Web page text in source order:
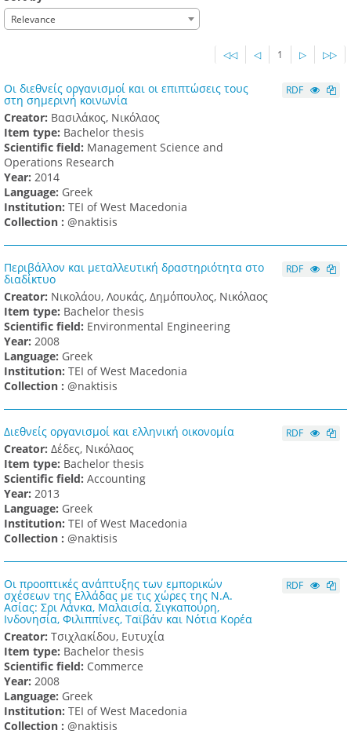
Subject = Μ:Subject = Μ: Μεταλλεία
Subject = Ο:Subject = Ο: Οικονομία - Δημόσιος Τομέας -
Subject = Ο:Subject = Ο: Οικονομική ανάπτυξη
Subject = Ο:Subject = Ο: Οικονομική ανάπτυξη - Ελλάδα
(1)
Subject = Π:Subject = Π: Πόλεμοι
Subject = Π:Subject = Π: Περιβάλλον - Προστασία
Subject = Π:Subject = Π: Περιφερειακή πολιτική
Subject = Π:Subject = Π: Παγκοσμιοποίηση
Subject = Π:Subject = Π: Περιφερειακός προγραμματισμός
Subject = Π:Subject = Π: Παγκόσμια οικονομία
Subject = Π:Subject = Π: Παγκόσμιος Οργανισμός Εμπορίου
Type = Thesis (21)
Relevance
◁◁ ◁ 1 ▷ ▷▷
Οι διεθνείς οργανισμοί και οι επιπτώσεις τους
στη σημερινή κοινωνία
Creator: Βασιλάκος, Νικόλαος
Item type: Bachelor thesis
Scientific field: Management Science and
Operations Research
Υear: 2014
Language: Greek
Institution: TEI of West Macedonia
Collection : @naktisis
RDF
Περιβάλλον και μεταλλευτική δραστηριότητα στο
διαδίκτυο
Creator: Νικολάου, Λουκάς, Δημόπουλος, Νικόλαος
Item type: Bachelor thesis
Scientific field: Environmental Engineering
Υear: 2008
Language: Greek
Institution: TEI of West Macedonia
Collection : @naktisis
RDF
Διεθνείς οργανισμοί και ελληνική οικονομία
Creator: Δέδες, Νικόλαος
Item type: Bachelor thesis
Scientific field: Accounting
Υear: 2013
Language: Greek
Institution: TEI of West Macedonia
Collection : @naktisis
RDF
Οι προοπτικές ανάπτυξης των εμπορικών
σχέσεων της Ελλάδας με τις χώρες της Ν.Α.
Ασίας: Σρι Λάνκα, Μαλαισία, Σιγκαπούρη,
Ινδονησία, Φιλιππίνες, Ταϊβάν και Νότια Κορέα
Creator: Τσιχλακίδου, Ευτυχία
Item type: Bachelor thesis
Scientific field: Commerce
Υear: 2008
Language: Greek
Institution: TEI of West Macedonia
Collection : @naktisis
RDF